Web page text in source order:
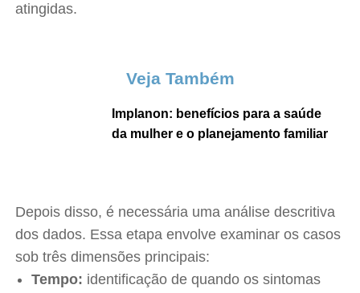
atingidas.
Veja Também
Implanon: benefícios para a saúde
da mulher e o planejamento familiar
Depois disso, é necessária uma análise descritiva
dos dados. Essa etapa envolve examinar os casos
sob três dimensões principais:
Tempo: identificação de quando os sintomas